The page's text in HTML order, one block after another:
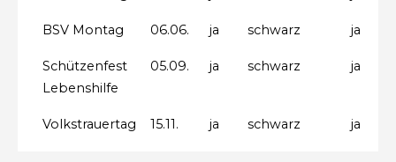
BSV Montag 06.06. ja schwarz ja
Schützenfest
Lebenshilfe
05.09. ja schwarz ja
Volkstrauertag 15.11. ja schwarz ja